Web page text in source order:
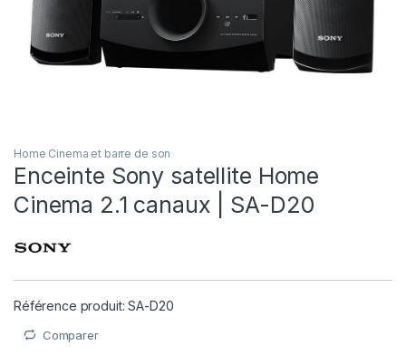
Home Cinema et barre de son
Enceinte Sony satellite Home
Cinema 2.1 canaux | SA-D20
Référence produit: SA-D20
Comparer